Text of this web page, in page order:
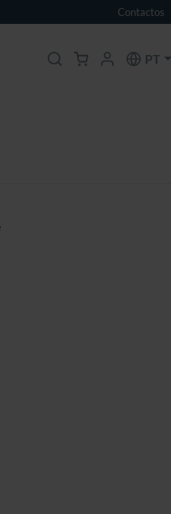
Contactos
PT